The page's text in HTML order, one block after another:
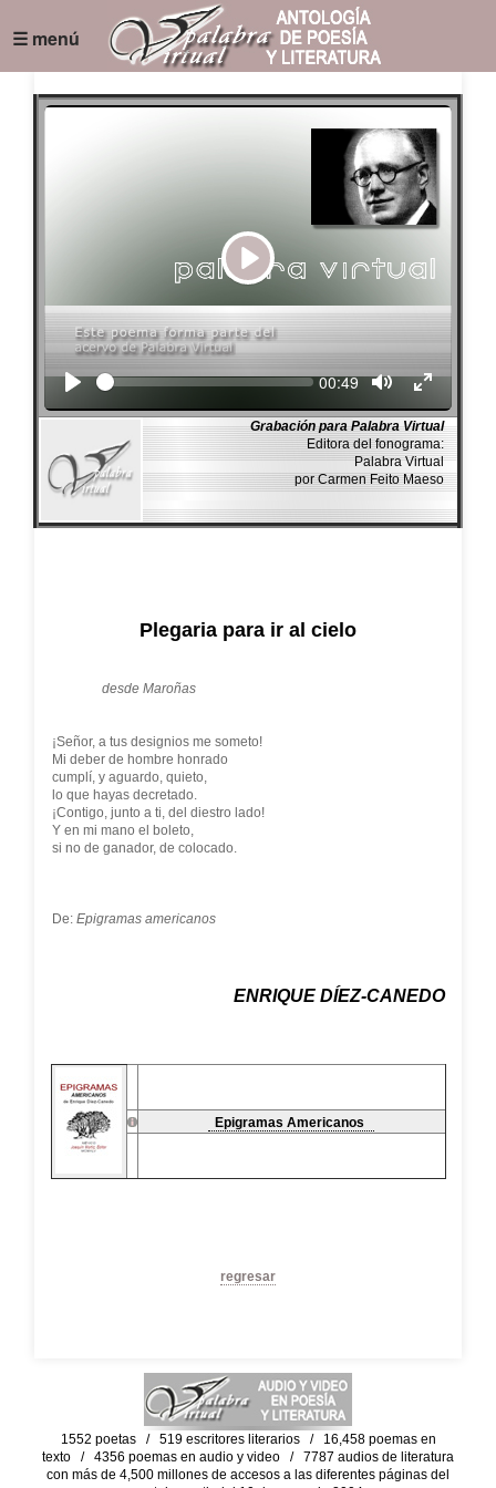
☰ menú
Play
Seek Current
00:49
Grabación para Palabra Virtual
Editora del fonograma:
Palabra Virtual
por Carmen Feito Maeso
Plegaria para ir al cielo
desde Maroñas
¡Señor, a tus designios me someto!
Mi deber de hombre honrado
cumplí, y aguardo, quieto,
lo que hayas decretado.
¡Contigo, junto a ti, del diestro lado!
Y en mi mano el boleto,
si no de ganador, de colocado.
De: Epigramas americanos
ENRIQUE DÍEZ-CANEDO
Epigramas Americanos
regresar
1552 poetas / 519 escritores literarios / 16,458 poemas en
texto / 4356 poemas en audio y video / 7787 audios de literatura
con más de 4,500 millones de accesos a las diferentes páginas del